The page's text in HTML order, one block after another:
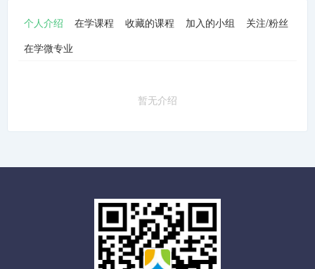
个人介绍 在学课程 收藏的课程 加入的小组
关注/粉丝
在学微专业
暂无介绍